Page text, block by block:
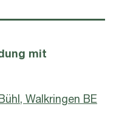
mit
Walkringen BE